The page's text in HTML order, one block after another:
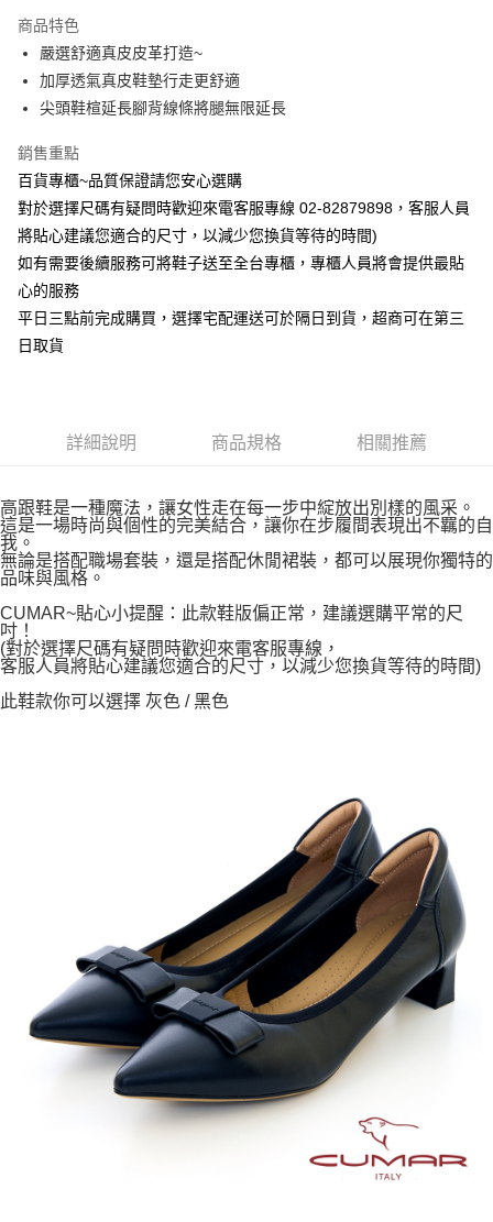
宅配
每筆NT$90，滿NT$1,000(含以上)免運費
商品特色
嚴選舒適真皮皮革打造~
加厚透氣真皮鞋墊行走更舒適
尖頭鞋楦延長腳背線條將腿無限延長
銷售重點
百貨專櫃~品質保證請您安心選購
對於選擇尺碼有疑問時歡迎來電客服專線 02-82879898，客服人員
將貼心建議您適合的尺寸，以減少您換貨等待的時間)
如有需要後續服務可將鞋子送至全台專櫃，專櫃人員將會提供最貼
心的服務
平日三點前完成購買，選擇宅配運送可於隔日到貨，超商可在第三
日取貨
詳細說明 商品規格 相關推薦
高跟鞋是一種魔法，讓女性走在每一步中綻放出別樣的風采。
這是一場時尚與個性的完美結合，讓你在步履間表現出不羈的自
我。
無論是搭配職場套裝，還是搭配休閒裙裝，都可以展現你獨特的
品味與風格。
CUMAR~貼心小提醒：此款鞋版偏正常，建議選購平常的尺
吋！
(對於選擇尺碼有疑問時歡迎來電客服專線，
客服人員將貼心建議您適合的尺寸，以減少您換貨等待的時間)
此鞋款你可以選擇 灰色 / 黑色